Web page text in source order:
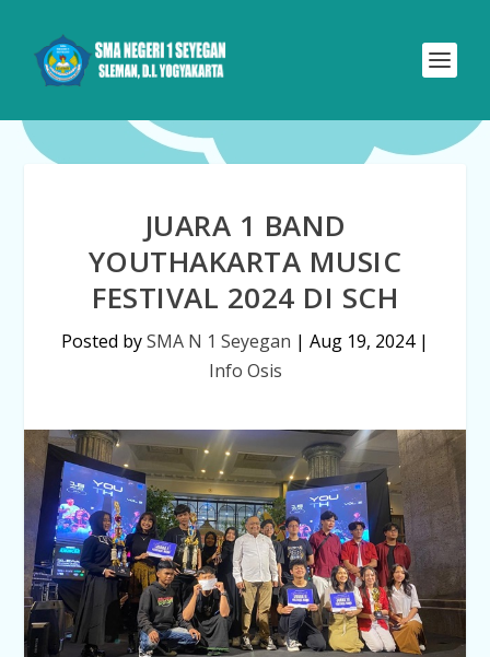
JUARA 1 BAND
YOUTHAKARTA MUSIC
FESTIVAL 2024 DI SCH
Posted bySMA N 1 Seyegan | Aug 19, 2024|
Info Osis